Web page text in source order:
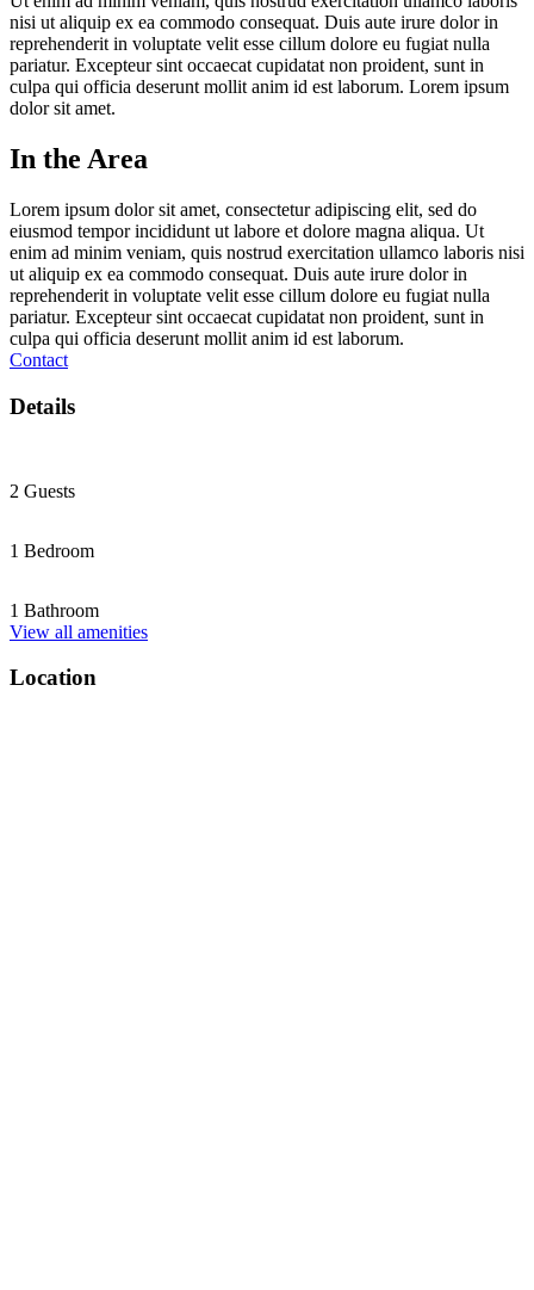
nisi ut aliquip ex ea commodo consequat. Duis aute irure dolor in
reprehenderit in voluptate velit esse cillum dolore eu fugiat nulla
pariatur. Excepteur sint occaecat cupidatat non proident, sunt in
culpa qui officia deserunt mollit anim id est laborum. Lorem ipsum
dolor sit amet.
In the Area
Lorem ipsum dolor sit amet, consectetur adipiscing elit, sed do
eiusmod tempor incididunt ut labore et dolore magna aliqua. Ut
enim ad minim veniam, quis nostrud exercitation ullamco laboris nisi
ut aliquip ex ea commodo consequat. Duis aute irure dolor in
reprehenderit in voluptate velit esse cillum dolore eu fugiat nulla
pariatur. Excepteur sint occaecat cupidatat non proident, sunt in
culpa qui officia deserunt mollit anim id est laborum.
Contact
Details
2 Guests
1 Bedroom
1 Bathroom
View all amenities
Location